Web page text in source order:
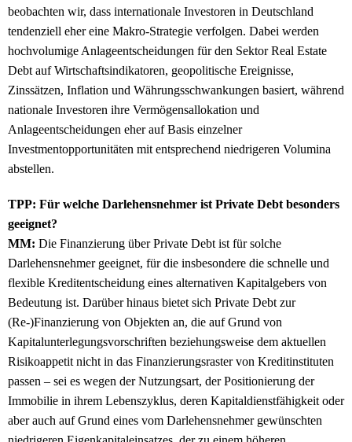
beobachten wir, dass internationale Investoren in Deutschland
tendenziell eher eine Makro-Strategie verfolgen. Dabei werden
hochvolumige Anlageentscheidungen für den Sektor Real Estate
Debt auf Wirtschaftsindikatoren, geopolitische Ereignisse,
Zinssätzen, Inflation und Währungsschwankungen basiert, während
nationale Investoren ihre Vermögensallokation und
Anlageentscheidungen eher auf Basis einzelner
Investmentopportunitäten mit entsprechend niedrigeren Volumina
abstellen.
TPP: Für welche Darlehensnehmer ist Private Debt besonders
geeignet?
MM: Die Finanzierung über Private Debt ist für solche
Darlehensnehmer geeignet, für die insbesondere die schnelle und
flexible Kreditentscheidung eines alternativen Kapitalgebers von
Bedeutung ist. Darüber hinaus bietet sich Private Debt zur
(Re-)Finanzierung von Objekten an, die auf Grund von
Kapitalunterlegungsvorschriften beziehungsweise dem aktuellen
Risikoappetit nicht in das Finanzierungsraster von Kreditinstituten
passen – sei es wegen der Nutzungsart, der Positionierung der
Immobilie in ihrem Lebenszyklus, deren Kapitaldienstfähigkeit oder
aber auch auf Grund eines vom Darlehensnehmer gewünschten